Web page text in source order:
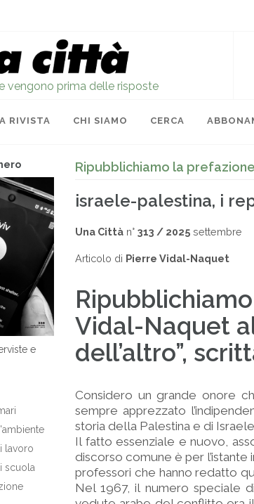
vengono prima delle risposte
RIVISTA CHI SIAMO CERCA
e
lavoro
scuola
Ripubblichiamo la
israele-palestina, i
Una Città n° 313 / 2025 settembre
Articolo di Pierre Vidal-Naquet
Vidal-Naquet
dell’altro”,
Considero un grande onore
sempre apprezzato
storia della Palestina e di
Il fatto essenziale e nuovo,
discorso comune è per
professori che hanno redatto
Nel 1967, il numero speciale